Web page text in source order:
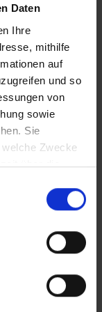
Daten
Ihre
mithilfe
auf
und so
von
sowie
Sie
Zwecke
über die
Lage